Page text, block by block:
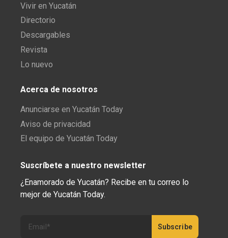
Vivir en Yucatán
Directorio
Descargables
Revista
Lo nuevo
Acerca de nosotros
Anunciarse en Yucatán Today
Aviso de privacidad
El equipo de Yucatán Today
Suscríbete a nuestro newsletter
¿Enamorado de Yucatán? Recibe en tu correo lo
mejor de Yucatán Today.